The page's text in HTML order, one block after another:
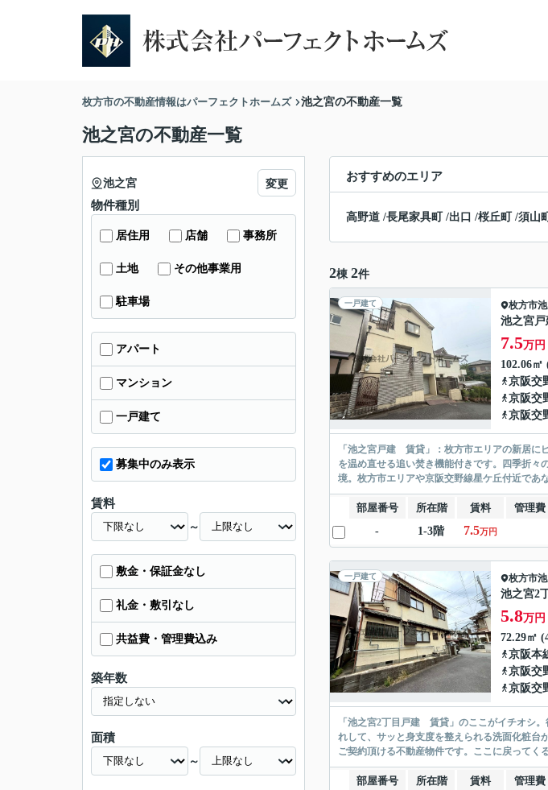
枚方市の不動産情報はパーフェクトホームズ 池之宮の不動産一覧
池之宮の不動産一覧
おすすめのエリア
高野道 /長尾家具町 /出口 /桜丘町 /須山町
2棟 2件
一戸建て 枚方市
池之宮
7.5万円
102.06
京阪交
京阪交
京阪交
「池之宮戸建 賃貸」：枚方市エリアの新居に
を温め直せる追い焚き機能付きです。四季折々
境。枚方市エリアや京阪交野線星ケ丘付近であ
部屋番号 所在階 賃料 管理費
-
1-3階 7.5万円
一戸建て 枚方市
池之宮2
5.8万円
72.29㎡
京阪本
京阪交
京阪交
「池之宮2丁目戸建 賃貸」のここがイチオシ
れして、サッと身支度を整えられる洗面化粧台
ご契約頂ける不動産物件です。ここに戻ってく
部屋番号 所在階 賃料 管理費
池之宮 変更
物件種別
居住用 店舗 事務所
土地 その他事業用
駐車場
アパート
マンション
一戸建て
募集中のみ表示
賃料
～
敷金・保証金なし
礼金・敷引なし
共益費・管理費込み
築年数
面積
～